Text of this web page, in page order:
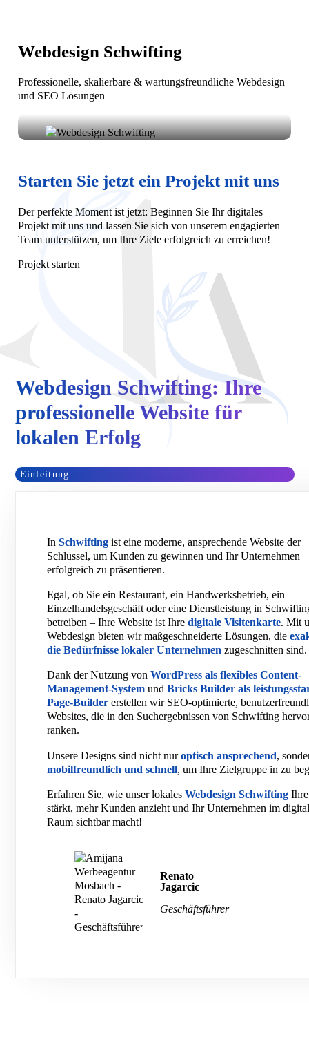
Webdesign Schwifting
Professionelle, skalierbare & wartungsfreundliche Webdesign
und SEO Lösungen
Webdesignlösungen
Starten Sie jetzt ein Projekt mit uns
Der perfekte Moment ist jetzt: Beginnen Sie Ihr digitales
Projekt mit uns und lassen Sie sich von unserem engagierten
Team unterstützen, um Ihre Ziele erfolgreich zu erreichen!
Projekt starten
Webdesign Schwifting: Ihre
professionelle Website für
lokalen Erfolg
Einleitung
InSchwifting ist eine moderne, ansprechende Website der
Schlüssel, um Kunden zu gewinnen und Ihr Unternehmen
erfolgreich zu präsentieren.
Egal, ob Sie ein Restaurant, ein Handwerksbetrieb, ein
Einzelhandelsgeschäft oder eine Dienstleistung in
betreiben – Ihre Website ist Ihredigitale Visitenkarte. Mit
Webdesign bieten wir maßgeschneiderte Lösungen, die
die Bedürfnisse lokaler Unternehmen zugeschnitten sind.
Dank der Nutzung vonWordPress als flexibles Content-
Management-System undBricks Builder als
Page-Builder erstellen wir SEO-optimierte,
Websites, die in den Suchergebnissen von Schwifting
ranken.
Unsere Designs sind nicht nuroptisch ansprechend,
mobilfreundlich und schnell, um Ihre Zielgruppe in zu
Erfahren Sie, wie unser lokalesWebdesign Schwifting
stärkt, mehr Kunden anzieht und Ihr Unternehmen im
Raum sichtbar macht!
Renato
Jagarcic
Geschäftsführer